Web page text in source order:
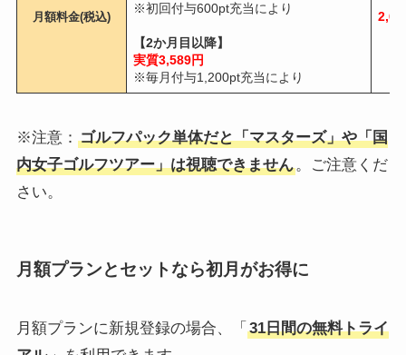
月額料金(税込)
※初回付与600pt充当により
【2か月目以降】
実質3,589円
※毎月付与1,200pt充当により
※注意： ゴルフパック単体だと「マスターズ」や「国
内女子ゴルフツアー」は視聴できません。ご注意くだ
さい。
月額プランとセットなら初月がお得に
月額プランに新規登録の場合、「 31日間の無料トライ